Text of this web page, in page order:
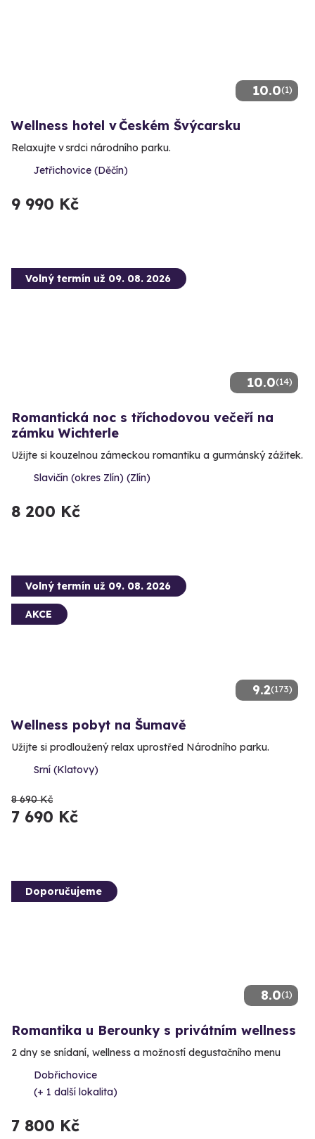
10.0(1)
Wellness hotel v Českém Švýcarsku
Relaxujte v srdci národního parku.
Jetřichovice (Děčín)
9 990 Kč
10.0(14)
Volný termín už 09. 08. 2026
Romantická noc s tříchodovou večeří na
zámku Wichterle
Užijte si kouzelnou zámeckou romantiku a gurmánský zážitek.
Slavičín (okres Zlín) (Zlín)
8 200 Kč
9.2(173)
Volný termín už 09. 08. 2026
AKCE
Wellness pobyt na Šumavě
Užijte si prodloužený relax uprostřed Národního parku.
Srní (Klatovy)
8 690 Kč
7 690 Kč
8.0(1)
Doporučujeme
Romantika u Berounky s privátním wellness
2 dny se snídaní, wellness a možností degustačního menu
Dobřichovice
(+ 1 další lokalita)
7 800 Kč